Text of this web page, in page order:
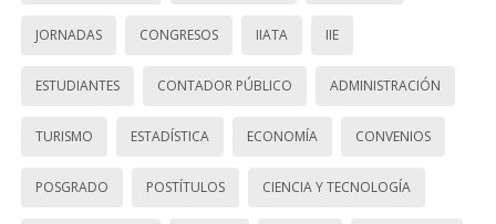
JORNADAS CONGRESOS IIATA IIE
ESTUDIANTES CONTADOR PÚBLICO ADMINISTRACIÓN
TURISMO ESTADÍSTICA ECONOMÍA CONVENIOS
POSGRADO POSTÍTULOS CIENCIA Y TECNOLOGÍA